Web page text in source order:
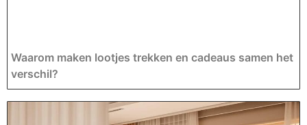
Waarom maken lootjes trekken en cadeaus samen het
verschil?